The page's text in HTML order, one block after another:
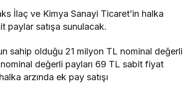
İlaç ve Kimya Sanayi Ticaret’in halka
paylar satışa sunulacak.
sahip olduğu 21 milyon TL nominal değerli
nominal değerli payları 69 TL sabit fiyat
arzında ek pay satışı